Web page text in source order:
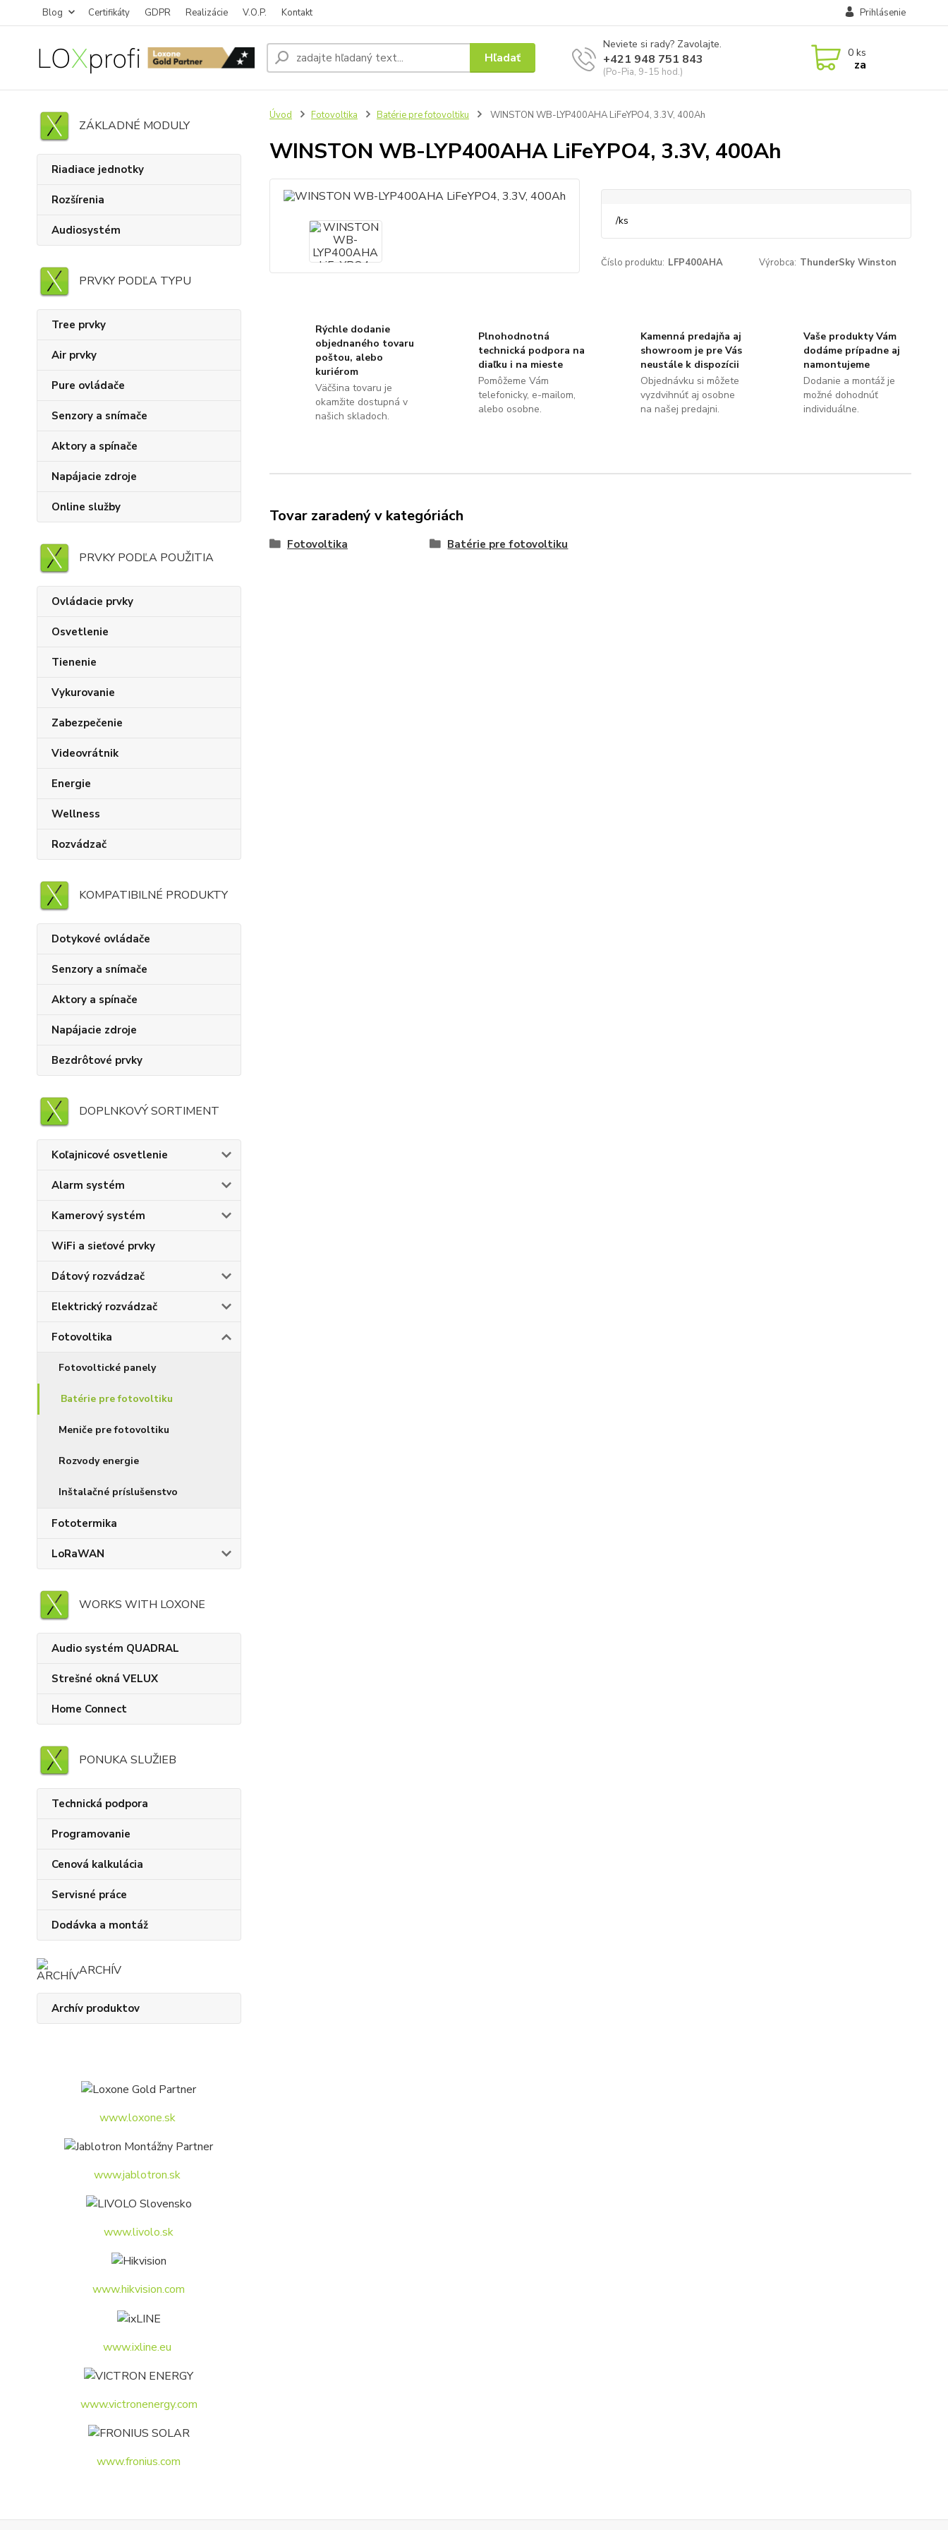
Blog Certifikáty GDPR Realizácie V.O.P. Kontakt Prihlásenie
Hľadať
Neviete si rady? Zavolajte.
+421 948 751 843
(Po-Pia, 9-15 hod.)
0 ks
za
ZÁKLADNÉ MODULY
Riadiace jednotky
Rozšírenia
Audiosystém
PRVKY PODĽA TYPU
Tree prvky
Air prvky
Pure ovládače
Senzory a snímače
Aktory a spínače
Napájacie zdroje
Online služby
PRVKY PODĽA POUŽITIA
Ovládacie prvky
Osvetlenie
Tienenie
Vykurovanie
Zabezpečenie
Videovrátnik
Energie
Wellness
Rozvádzač
KOMPATIBILNÉ PRODUKTY
Dotykové ovládače
Senzory a snímače
Aktory a spínače
Napájacie zdroje
Bezdrôtové prvky
DOPLNKOVÝ SORTIMENT
Koľajnicové osvetlenie
Alarm systém
Kamerový systém
WiFi a sieťové prvky
Dátový rozvádzač
Elektrický rozvádzač
Fotovoltika
Fotovoltické panely
Batérie pre fotovoltiku
Meniče pre fotovoltiku
Rozvody energie
Inštalačné príslušenstvo
Fototermika
LoRaWAN
WORKS WITH LOXONE
Audio systém QUADRAL
Strešné okná VELUX
Home Connect
PONUKA SLUŽIEB
Technická podpora
Programovanie
Cenová kalkulácia
Servisné práce
Dodávka a montáž
ARCHÍV
Archív produktov
www.loxone.sk
www.jablotron.sk
www.livolo.sk
www.hikvision.com
www.ixline.eu
www.victronenergy.com
www.fronius.com
Úvod Fotovoltika Batérie pre fotovoltiku WINSTON WB-LYP400AHA LiFeYPO4, 3.3V, 400Ah
WINSTON WB-LYP400AHA LiFeYPO4, 3.3V, 400Ah
/ks
Číslo produktu: LFP400AHA Výrobca: ThunderSky Winston
Rýchle dodanie
objednaného tovaru
poštou, alebo
kuriérom
Väčšina tovaru je
okamžite dostupná v
našich skladoch.
Plnohodnotná
technická podpora na
diaľku i na mieste
Pomôžeme Vám
telefonicky, e-mailom,
alebo osobne.
Kamenná predajňa aj
showroom je pre Vás
neustále k dispozícii
Objednávku si môžete
vyzdvihnúť aj osobne
na našej predajni.
Vaše produkty Vám
dodáme prípadne aj
namontujeme
Dodanie a montáž je
možné dohodnúť
individuálne.
Tovar zaradený v kategóriách
Fotovoltika Batérie pre fotovoltiku